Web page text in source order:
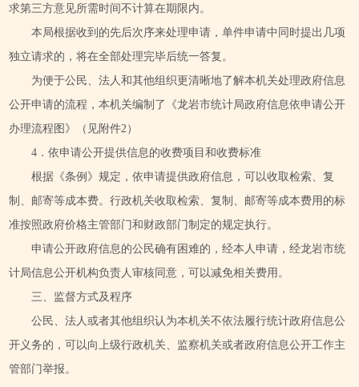
求第三方意见所需时间不计算在期限内。
本局根据收到的先后次序来处理申请，单件申请中同时提出几项
独立请求的，将在全部处理完毕后统一答复。
为便于公民、法人和其他组织更清晰地了解本机关处理政府信息
公开申请的流程，本机关编制了《龙岩市统计局政府信息依申请公开
办理流程图》（见附件2）
4．依申请公开提供信息的收费项目和收费标准
根据《条例》规定，依申请提供政府信息，可以收取检索、复
制、邮寄等成本费。行政机关收取检索、复制、邮寄等成本费用的标
准按照政府价格主管部门和财政部门制定的规定执行。
申请公开政府信息的公民确有困难的，经本人申请，经龙岩市统
计局信息公开机构负责人审核同意，可以减免相关费用。
三、监督方式及程序
公民、法人或者其他组织认为本机关不依法履行统计政府信息公
开义务的，可以向上级行政机关、监察机关或者政府信息公开工作主
管部门举报。